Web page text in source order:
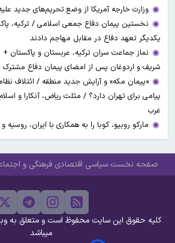
وزارت خارجه آمریکا از وضع تحریم‌های جدید
نخستین پیمان دفاع جمعی اسلامی / ترکیه،
یکدیگر تعهد دفاع در مقابل مهاجم دادند
نماز جماعت سران ترکیه، عربستان و
شریف و اردوغان پس از امضای پیمان دفاع مشترک
«پیمان مکه» و آرایش جدید منطقه / ائتلاف
پیامی برای تهران دارد؟ / مثلث ریاض، آنکارا و
غرب
مارکو روبیو، کوبا را به همکاری با ایران،
صفحه نخست سیاسی اقتصادی فرهنگی و
کلیه حقوق این سایت محفوظ است و متعلق به
میباشد